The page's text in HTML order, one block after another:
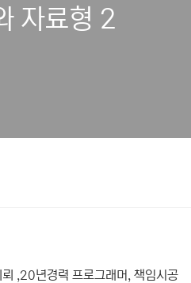
자료형 2
,20년경력 프로그래머, 책임시공